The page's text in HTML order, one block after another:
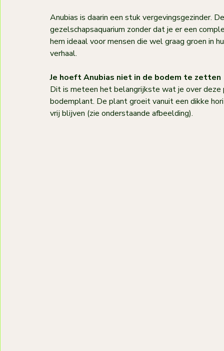
Anubias is daarin een stuk vergevingsgezinder.
gezelschapsaquarium zonder dat je er een
hem ideaal voor mensen die wel graag groen in
verhaal.
Je hoeft Anubias niet in de bodem te zetten
Dit is meteen het belangrijkste wat je over
bodemplant. De plant groeit vanuit een dikke
vrij blijven (zie onderstaande afbeelding).